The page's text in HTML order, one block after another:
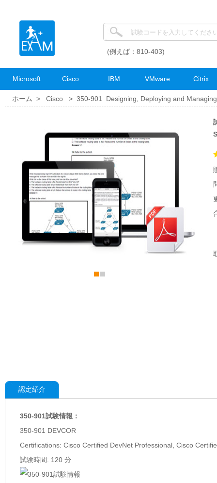
(例えば：810-403)
Microsoft Cisco IBM VMware Citrix
ホーム > Cisco > 350-901 Designing, Deploying and
認定紹介
350-901試験情報：
350-901 DEVCOR
Certifications: Cisco Certified DevNet Professional, Cisco
試験時間: 120 分